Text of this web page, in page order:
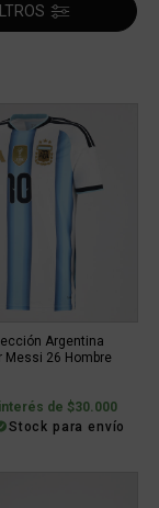
Argentina
Messi 26 Hombre
de $30.000
Stock para envío